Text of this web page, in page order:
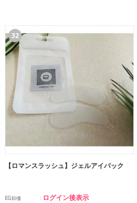
32
【ロマンスラッシュ】ジェルアイパック
EG卸価 ログイン後表示